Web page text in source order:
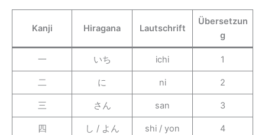
Kanji Hiragana Lautschrift
Übersetzun
g
一 いち ichi 1
二 に ni 2
三 さん san 3
四 し / よん shi / yon 4